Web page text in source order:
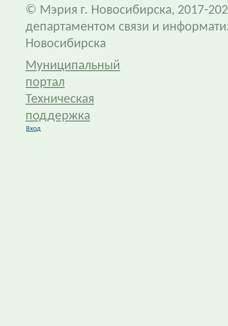
© Мэрия г. Новосибирска, 2017-
департаментом связи и
Новосибирска
Муниципальный
портал
Техническая
поддержка
Вход